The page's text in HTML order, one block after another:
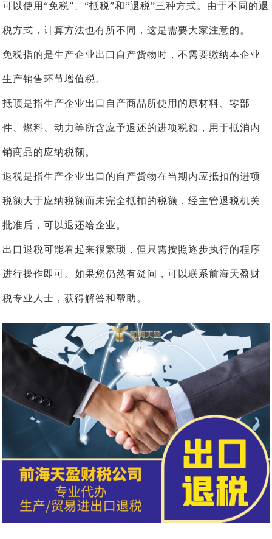
可以使用“免税”、“抵税”和“退税”三种方式。由于不同的退
税方式，计算方法也有所不同，这是需要大家注意的。
免税指的是生产企业出口自产货物时，不需要缴纳本企业
生产销售环节增值税。
抵顶是指生产企业出口自产商品所使用的原材料、零部
件、燃料、动力等所含应予退还的进项税额，用于抵消内
销商品的应纳税额。
退税是指生产企业出口的自产货物在当期内应抵扣的进项
税额大于应纳税额而未完全抵扣的税额，经主管退税机关
批准后，可以退还给企业。
出口退税可能看起来很繁琐，但只需按照逐步执行的程序
进行操作即可。如果您仍然有疑问，可以联系前海天盈财
税专业人士，获得解答和帮助。